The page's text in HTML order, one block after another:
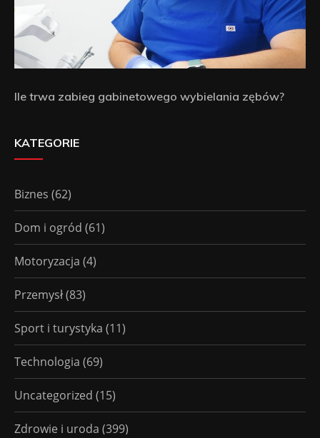
Ile trwa zabieg gabinetowego wybielania zębów?
KATEGORIE
Biznes (62)
Dom i ogród (61)
Motoryzacja (4)
Przemysł(83)
Sport i turystyka (11)
Technologia (69)
Uncategorized (15)
Zdrowie i uroda (399)